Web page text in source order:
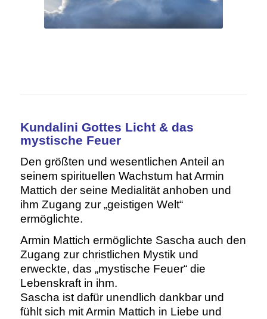
Kundalini Gottes Licht & das
mystische Feuer
Den größten und wesentlichen Anteil an
seinem spirituellen Wachstum hat Armin
Mattich der seine Medialität anhoben und
ihm Zugang zur „geistigen Welt“
ermöglichte.
Armin Mattich ermöglichte Sascha auch den
Zugang zur christlichen Mystik und
erweckte, das „mystische Feuer“ die
Lebenskraft in ihm.
Sascha ist dafür unendlich dankbar und
fühlt sich mit Armin Mattich in Liebe und